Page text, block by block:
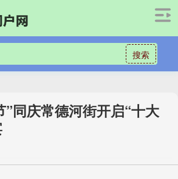
搜索
”同庆常德河街开启“十大